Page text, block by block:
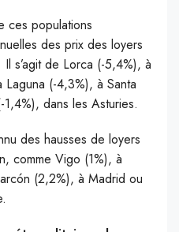
ces populations
des prix des loyers
Il s’agit de Lorca (-5,4%), à
(-4,3%), à Santa
dans les Asturies.
des hausses de loyers
comme Vigo (1%), à
(2,2%), à Madrid ou